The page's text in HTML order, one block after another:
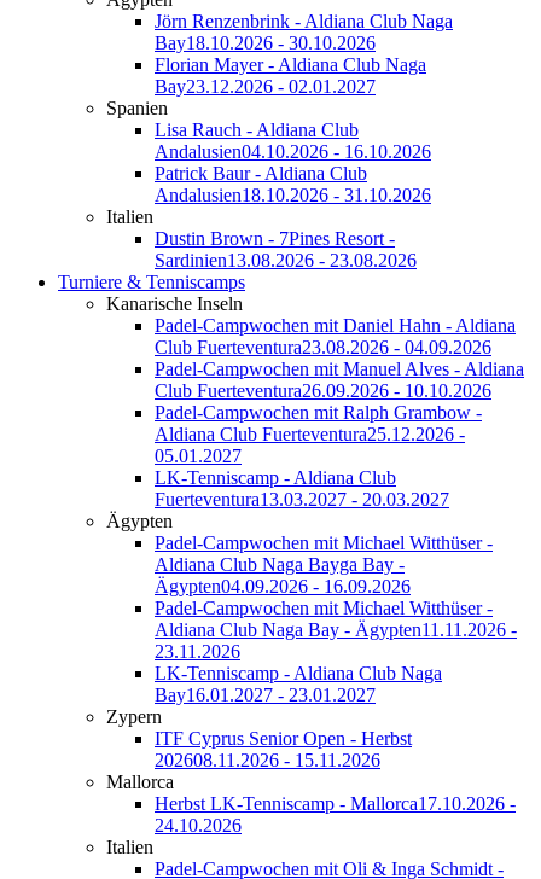
Jörn Renzenbrink - Aldiana Club Naga
Bay18.10.2026 - 30.10.2026
Florian Mayer - Aldiana Club Naga
Bay23.12.2026 - 02.01.2027
Spanien
Lisa Rauch - Aldiana Club
Andalusien04.10.2026 - 16.10.2026
Patrick Baur - Aldiana Club
Andalusien18.10.2026 - 31.10.2026
Italien
Dustin Brown - 7Pines Resort -
Sardinien13.08.2026 - 23.08.2026
Turniere & Tenniscamps
Kanarische Inseln
Padel-Campwochen mit Daniel Hahn - Aldiana
Club Fuerteventura23.08.2026 - 04.09.2026
Padel-Campwochen mit Manuel Alves - Aldiana
Club Fuerteventura26.09.2026 - 10.10.2026
Padel-Campwochen mit Ralph Grambow -
Aldiana Club Fuerteventura25.12.2026 -
05.01.2027
LK-Tenniscamp - Aldiana Club
Fuerteventura13.03.2027 - 20.03.2027
Ägypten
Padel-Campwochen mit Michael Witthüser -
Aldiana Club Naga Bayga Bay -
Ägypten04.09.2026 - 16.09.2026
Padel-Campwochen mit Michael Witthüser -
Aldiana Club Naga Bay - Ägypten11.11.2026 -
23.11.2026
LK-Tenniscamp - Aldiana Club Naga
Bay16.01.2027 - 23.01.2027
Zypern
ITF Cyprus Senior Open - Herbst
202608.11.2026 - 15.11.2026
Mallorca
Herbst LK-Tenniscamp - Mallorca17.10.2026 -
24.10.2026
Italien
Padel-Campwochen mit Oli & Inga Schmidt -